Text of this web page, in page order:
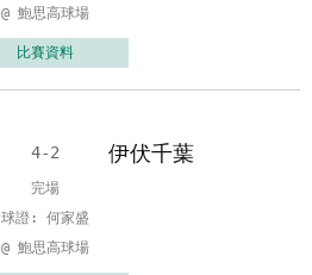
@ 鮑思高球場
比賽資料
4-2 伊伏千葉
完場
球證: 何家盛
@ 鮑思高球場